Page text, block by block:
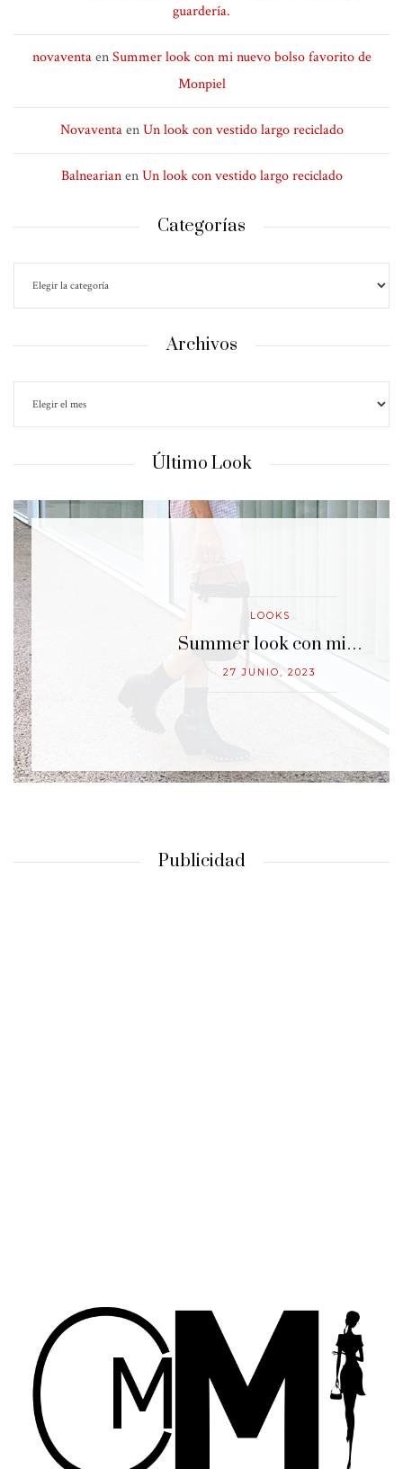
guardería.
novaventaenSummer look con mi nuevo bolso favorito de
Monpiel
NovaventaenUn look con vestido largo reciclado
BalnearianenUn look con vestido largo reciclado
Categorías
Archivos
Último Look
LOOKS
Summer look con mi…
27 JUNIO, 2023
Publicidad